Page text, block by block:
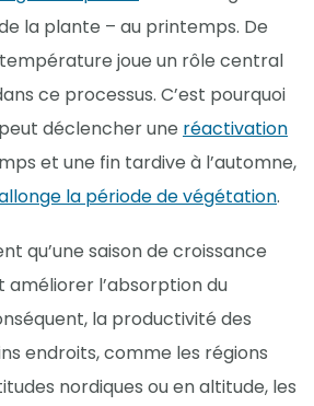
la plante – au printemps. De
joue un rôle central
ce processus. C’est pourquoi
déclencher une réactivation
et une fin tardive à l’automne,
la période de végétation.
qu’une saison de croissance
l’absorption du
la productivité des
endroits, comme les régions
nordiques ou en altitude, les